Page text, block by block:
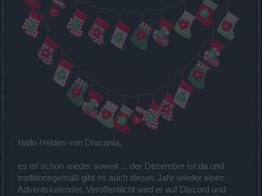
Hallo Helden von Dracania,
es ist schon wieder soweit ... der Dezember ist da und
traditionsgemäß gibt es auch dieses Jahr wieder einen
Adventskalender. Veröffentlicht wird er auf Discord und